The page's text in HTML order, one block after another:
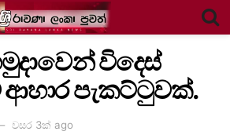
විදෙස්
ආහාර පැකට්ටුවක්.
වසර 3ක් ago